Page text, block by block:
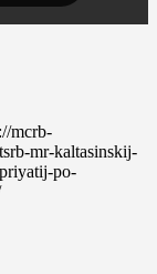
mcrb-
mr-kaltasinskij-
po-